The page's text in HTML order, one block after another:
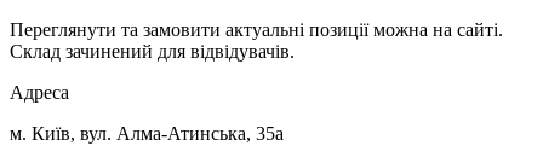
Переглянути та замовити актуальні позиції можна на сайті.
Склад зачинений для відвідувачів.
Адреса
м. Київ, вул. Алма-Атинська, 35а